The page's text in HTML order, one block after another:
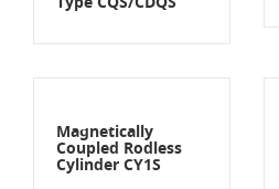
Magnetically
Coupled Rodless
Cylinder CY1S